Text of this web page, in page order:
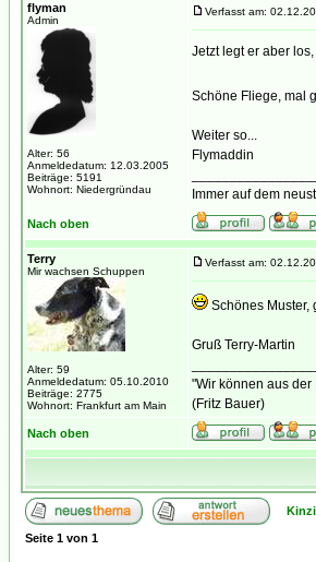
flyman
Admin
Alter: 56
Anmeldedatum: 12.03.2005
Beiträge: 5191
Wohnort: Niedergründau
Verfasst am:
Jetzt legt er aber
Schöne Fliege, mal
Weiter so...
Flymaddin
Immer auf dem
Nach oben
Terry
Mir wachsen Schuppen
Alter: 59
Anmeldedatum: 05.10.2010
Beiträge: 2775
Wohnort: Frankfurt am Main
Verfasst am:
Schönes Muster,
Gruß Terry-Martin
"Wir können aus
(Fritz Bauer)
Nach oben
Seite 1 von 1